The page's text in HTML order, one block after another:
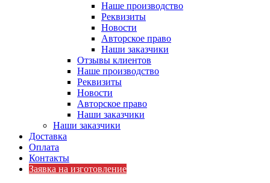
Наше производство
Реквизиты
Новости
Авторское право
Наши заказчики
Отзывы клиентов
Наше производство
Реквизиты
Новости
Авторское право
Наши заказчики
Наши заказчики
Доставка
Оплата
Контакты
Заявка на изготовление